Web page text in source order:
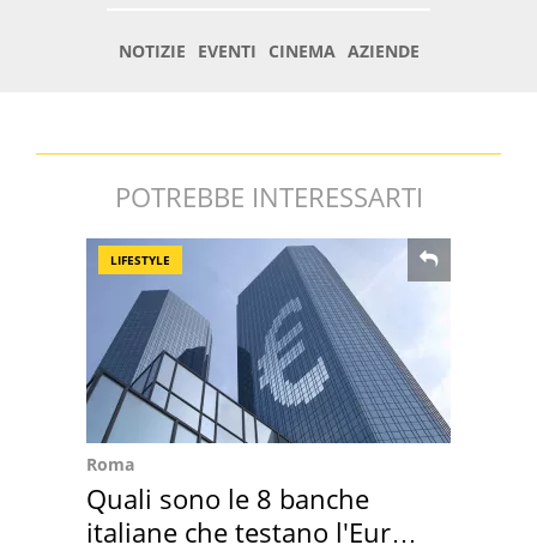
POTREBBE INTERESSARTI
LIFESTYLE
Roma
Quali sono le 8 banche
italiane che testano l'Euro